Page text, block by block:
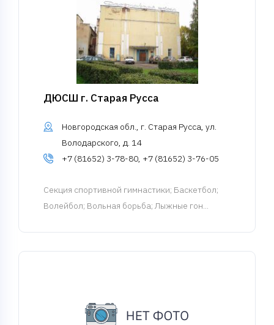
ДЮСШ г. Старая Русса
Новгородская обл., г. Старая Русса, ул.
Володарского, д. 14
+7 (81652) 3-78-80, +7 (81652) 3-76-05
Cекция спортивной гимнастики; Баскетбол;
Волейбол; Вольная борьба; Лыжные гон...